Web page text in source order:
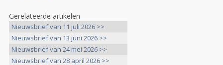
Gerelateerde artikelen
Nieuwsbrief van 11 juli 2026 >>
Nieuwsbrief van 13 juni 2026 >>
Nieuwsbrief van 24 mei 2026 >>
Nieuwsbrief van 28 april 2026 >>